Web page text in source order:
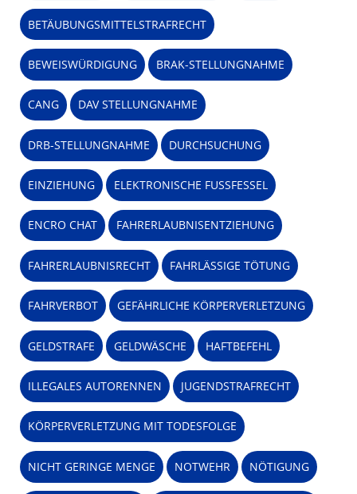
BETÄUBUNGSMITTELSTRAFRECHT
BEWEISWÜRDIGUNG BRAK-STELLUNGNAHME
CANG DAV STELLUNGNAHME
DRB-STELLUNGNAHME DURCHSUCHUNG
EINZIEHUNG ELEKTRONISCHE FUSSFESSEL
ENCRO CHAT FAHRERLAUBNISENTZIEHUNG
FAHRERLAUBNISRECHT FAHRLÄSSIGE TÖTUNG
FAHRVERBOT GEFÄHRLICHE KÖRPERVERLETZUNG
GELDSTRAFE GELDWÄSCHE HAFTBEFEHL
ILLEGALES AUTORENNEN JUGENDSTRAFRECHT
KÖRPERVERLETZUNG MIT TODESFOLGE
NICHT GERINGE MENGE NOTWEHR NÖTIGUNG